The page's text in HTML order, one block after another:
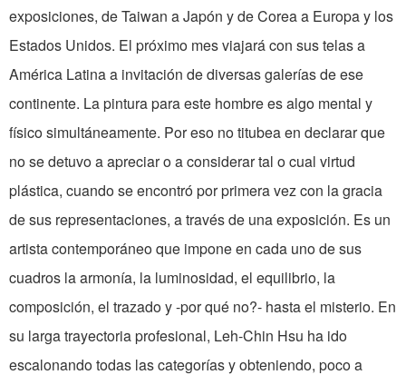
exposiciones, de Taiwan a Japón y de Corea a Europa y los
Estados Unidos. El próximo mes viajará con sus telas a
América Latina a invitación de diversas galerías de ese
continente. La pintura para este hombre es algo mental y
físico simultáneamente. Por eso no titubea en declarar que
no se detuvo a apreciar o a considerar tal o cual virtud
plástica, cuando se encontró por primera vez con la gracia
de sus representaciones, a través de una exposición. Es un
artista contemporáneo que impone en cada uno de sus
cuadros la armonía, la luminosidad, el equilibrio, la
composición, el trazado y -por qué no?- hasta el misterio. En
su larga trayectoria profesional, Leh-Chin Hsu ha ido
escalonando todas las categorías y obteniendo, poco a